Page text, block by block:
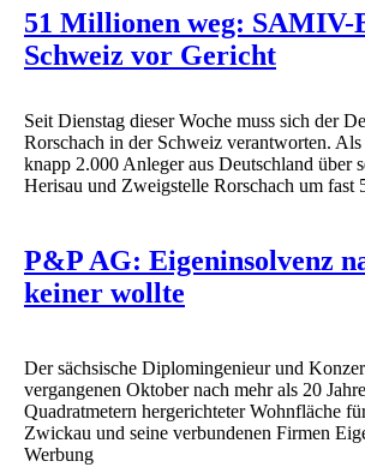
51 Millionen weg: SAMIV-
Schweiz vor Gericht
Seit Dienstag dieser Woche muss sich der
Rorschach in der Schweiz verantworten.
knapp 2.000 Anleger aus Deutschland
Herisau und Zweigstelle Rorschach um
P&P AG: Eigeninsolvenz
keiner wollte
Der sächsische Diplomingenieur und
vergangenen Oktober nach mehr als 20
Quadratmetern hergerichteter Wohnfläche
Zwickau und seine verbundenen Firmen
Werbung